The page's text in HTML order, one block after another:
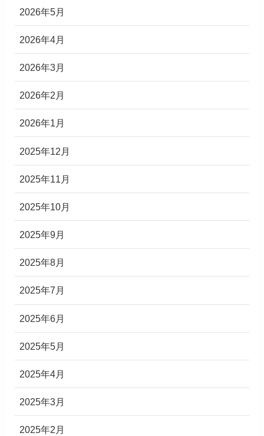
2026年5月
2026年4月
2026年3月
2026年2月
2026年1月
2025年12月
2025年11月
2025年10月
2025年9月
2025年8月
2025年7月
2025年6月
2025年5月
2025年4月
2025年3月
2025年2月